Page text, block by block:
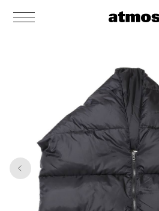
MEN
アクセサリー
その他
シューズ
サンダル
その他
すべてのシューズ
ウェア
ソックス
アンダーウェア
バッグ
バックパック / リュック
ショルダー / メッセンジャーバッグ
トート / エコバッグ
クラッチ / セカンドバッグ
ウエストバッグ
その他
アクセサリー
グッズ / アクセサリー
その他
すべてのアクセサリー
その他
おもちゃ / フィギュア
すべてのその他
WOMENS
アクセサリー
その他
シューズ
サンダル / パンプス
その他
すべてのシューズ
ウェア
ワンピース
スカート
ソックス
バッグ
バックパック / リュック
ショルダー / メッセンジャーバッグ
トート / エコバッグ
クラッチ / セカンドバッグ
ウエストバッグ
その他
アクセサリー
グッズ / アクセサリー
その他
すべてのアクセサリー
その他
おもちゃ / フィギュア
すべてのその他
1 10